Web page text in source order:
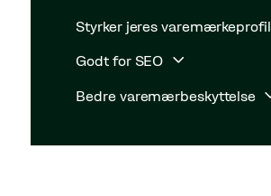
Styrker jeres varemærkeprofil
Godt for SEO
Bedre varemærbeskyttelse